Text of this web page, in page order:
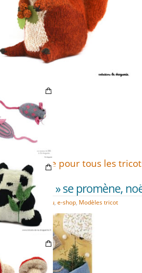
Et on craque pour tous les
le « renne » se promène,
Duvet d'Anjou, e-shop, Modèles tricot